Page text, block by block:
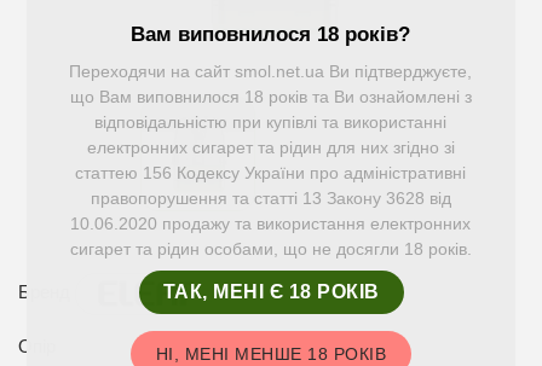
Бренд
Опір
Вам виповнилося 18 років?
Переходячи на сайт smol.net.ua Ви підтверджуєте,
що Вам виповнилося 18 років та Ви ознайомлені з
відповідальністю при купівлі та використанні
електронних сигарет та рідин для них згідно зі
статтею 156 Кодексу України про адміністративні
правопорушення та статті 13 Закону 3628 від
10.06.2020 продажу та використання електронних
сигарет та рідин особами, що не досягли 18 років.
ТАК, МЕНІ Є 18 РОКІВ
НІ, МЕНІ МЕНШЕ 18 РОКІВ